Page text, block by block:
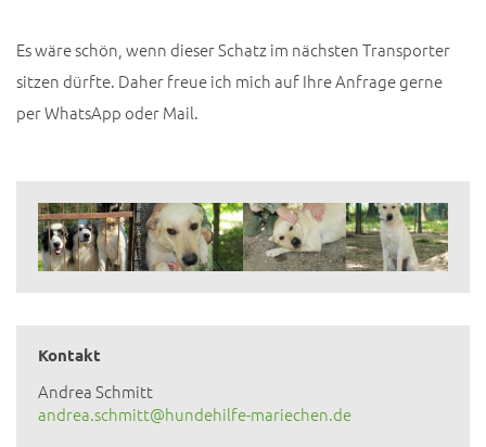
Es wäre schön, wenn dieser Schatz im nächsten Transporter
sitzen dürfte. Daher freue ich mich auf Ihre Anfrage gerne
per WhatsApp oder Mail.
Kontakt
Andrea Schmitt
andrea.schmitt@hundehilfe-mariechen.de